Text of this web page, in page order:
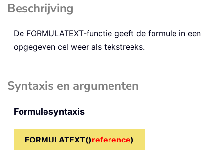
Beschrijving
De FORMULATEXT-functie geeft de formule in een
opgegeven cel weer als tekstreeks.
Syntaxis en argumenten
Formulesyntaxis
FORMULATEXT()reference)